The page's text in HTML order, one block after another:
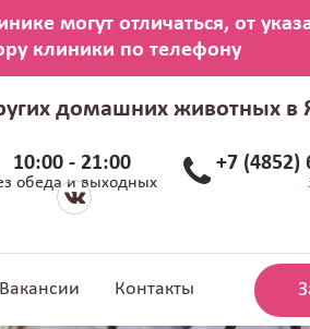
домашних животных в
10:00 - 21:00
обеда и выходных
+7 (4852)
Вакансии Контакты